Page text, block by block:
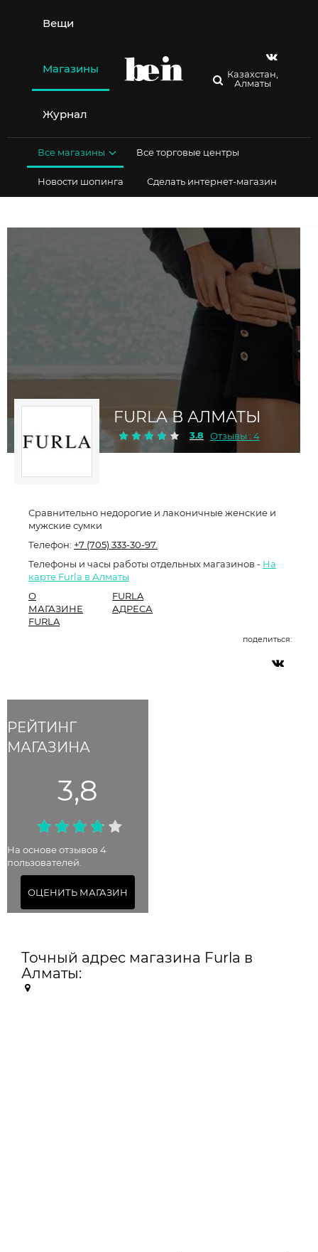
содержимому
Вещи
Магазины
Журнал
Казахстан,
Алматы
Все магазины Все торговые центры
Новости шопинга Сделать интернет-магазин
FURLA В АЛМАТЫ
3.8 Отзывы : 4
РЕЙТИНГ
МАГАЗИНА
3,8
На основе отзывов 4
пользователей.
ОЦЕНИТЬ МАГАЗИН
Сравнительно недорогие и лаконичные женские и
мужские сумки
Телефон: +7 (705) 333-30-97.
Телефоны и часы работы отдельных магазинов - На
карте Furla в Алматы
О
МАГАЗИНЕ
FURLA
FURLA
АДРЕСА
поделиться:
Точный адрес магазина Furla в
Алматы: